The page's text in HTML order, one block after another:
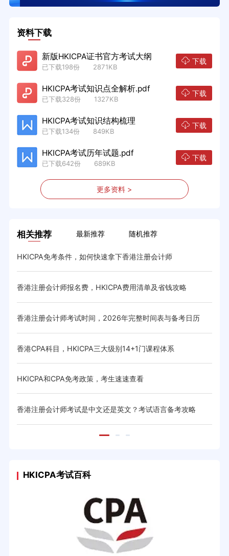
资料下载
新版HKICPA证书官方考试大纲
已下载198份 2871KB
下载
HKICPA考试知识点全解析.pdf
已下载328份 1327KB
下载
HKICPA考试知识结构梳理
已下载134份 849KB
下载
HKICPA考试历年试题.pdf
已下载642份 689KB
下载
更多资料 >
相关推荐 最新推荐 随机推荐
HKICPA免考条件，如何快速拿下香港注册会计师
香港注册会计师报名费，HKICPA费用清单及省钱攻略
香港注册会计师考试时间，2026年完整时间表与备考日历
香港CPA科目，HKICPA三大级别14+1门课程体系
HKICPA和CPA免考政策，考生速速查看
香港注册会计师考试是中文还是英文？考试语言备考攻略
HKICPA考试百科